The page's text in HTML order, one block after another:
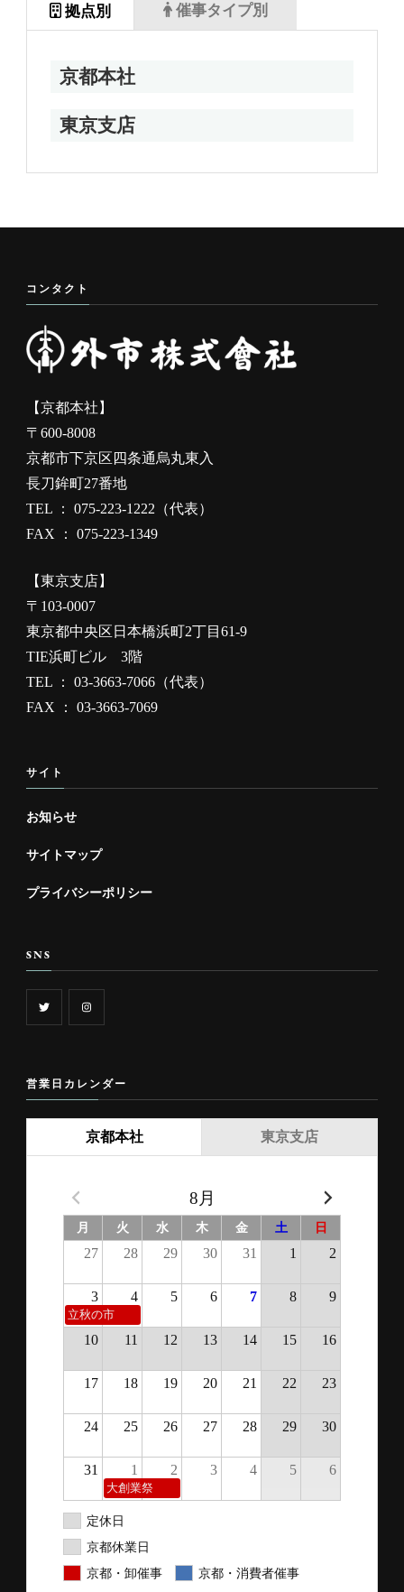
拠点別
京都本社
東京支店
催事タイプ別
コンタクト
【京都本社】
〒600-8008
京都市下京区四条通烏丸東入
長刀鉾町27番地
TEL ： 075-223-1222（代表）
FAX ： 075-223-1349
【東京支店】
〒103-0007
東京都中央区日本橋浜町2丁目61-9
TIE浜町ビル 3階
TEL ： 03-3663-7066（代表）
FAX ： 03-3663-7069
サイト
お知らせ
サイトマップ
プライバシーポリシー
SNS
営業日カレンダー
京都本社
8月
月 火 水 木 金 土 日
27 28 29 30 31 1 2
3 4 5 6 7 8 9
立秋の市
10 11 12 13 14 15 16
17 18 19 20 21 22 23
24 25 26 27 28 29 30
31 1 2 3 4 5 6
大創業祭
定休日
京都休業日
京都・卸催事
京都・消費者催事
東京支店